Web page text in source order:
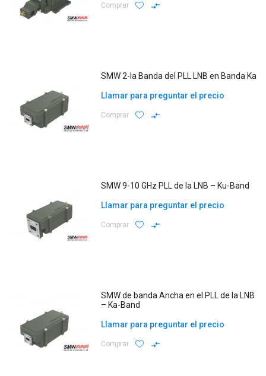
Comprar
SMW 2-la Banda del PLL LNB en Banda Ka
Llamar para preguntar el precio
Comprar
SMW 9-10 GHz PLL de la LNB – Ku-Band
Llamar para preguntar el precio
Comprar
SMW de banda Ancha en el PLL de la LNB
– Ka-Band
Llamar para preguntar el precio
Comprar